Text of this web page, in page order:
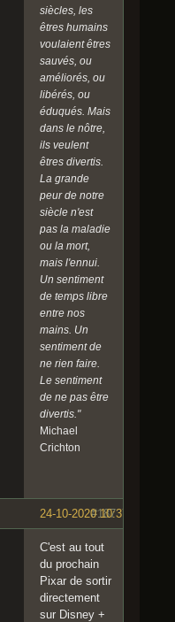
siècles, les
êtres humains
voulaient êtres
sauvés, ou
améliorés, ou
libérés, ou
éduqués. Mais
dans le nôtre,
ils veulent
êtres divertis.
La grande
peur de notre
siècle n'est
pas la maladie
ou la mort,
mais l'ennui.
Un sentiment
de temps libre
entre nos
mains. Un
sentiment de
ne rien faire.
Le sentiment
de ne pas être
divertis."
Michael
Crichton
#187
24-10-2020 10:37:59
C'est au tout
du prochain
Pixar de sortir
directement
sur Disney +